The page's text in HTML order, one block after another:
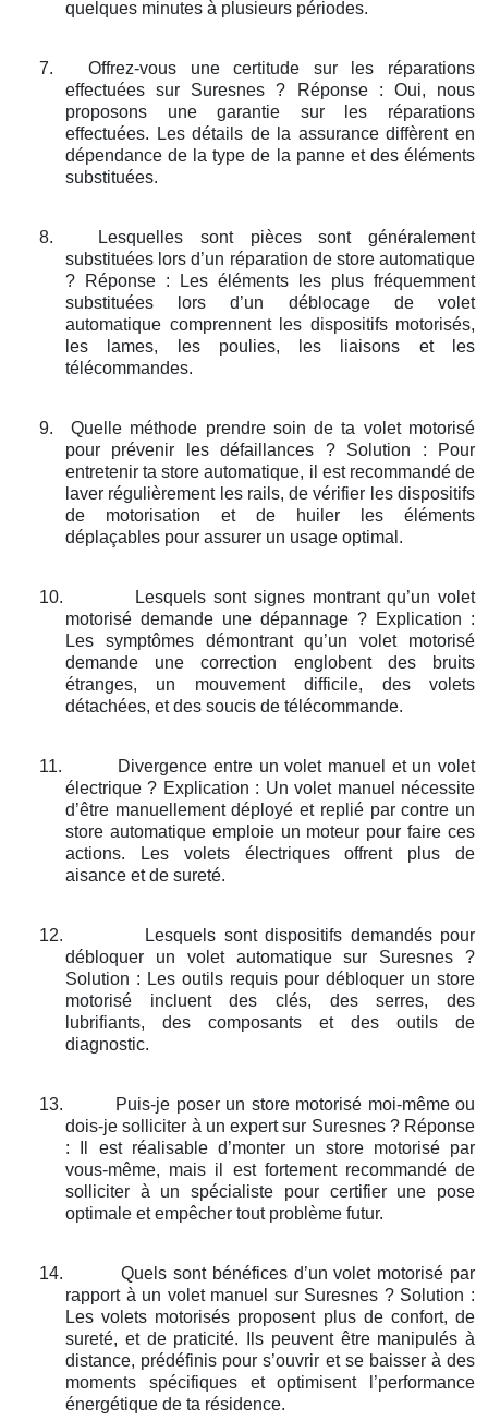
quelques minutes à plusieurs périodes.
7.
Offrez-vous une certitude sur les réparations
effectuées sur Suresnes ? Réponse : Oui, nous
proposons une garantie sur les réparations
effectuées. Les détails de la assurance diffèrent en
dépendance de la type de la panne et des éléments
substituées.
8.
Lesquelles sont pièces sont généralement
substituées lors d’un réparation de store automatique
? Réponse : Les éléments les plus fréquemment
substituées lors d’un déblocage de volet
automatique comprennent les dispositifs motorisés,
les lames, les poulies, les liaisons et les
télécommandes.
9.
Quelle méthode prendre soin de ta volet motorisé
pour prévenir les défaillances ? Solution : Pour
entretenir ta store automatique, il est recommandé de
laver régulièrement les rails, de vérifier les dispositifs
de motorisation et de huiler les éléments
déplaçables pour assurer un usage optimal.
10.
Lesquels sont signes montrant qu’un volet
motorisé demande une dépannage ? Explication :
Les symptômes démontrant qu’un volet motorisé
demande une correction englobent des bruits
étranges, un mouvement difficile, des volets
détachées, et des soucis de télécommande.
11.
Divergence entre un volet manuel et un volet
électrique ? Explication : Un volet manuel nécessite
d’être manuellement déployé et replié par contre un
store automatique emploie un moteur pour faire ces
actions. Les volets électriques offrent plus de
aisance et de sureté.
12.
Lesquels sont dispositifs demandés pour
débloquer un volet automatique sur Suresnes ?
Solution : Les outils requis pour débloquer un store
motorisé incluent des clés, des serres, des
lubrifiants, des composants et des outils de
diagnostic.
13.
Puis-je poser un store motorisé moi-même ou
dois-je solliciter à un expert sur Suresnes ? Réponse
: Il est réalisable d’monter un store motorisé par
vous-même, mais il est fortement recommandé de
solliciter à un spécialiste pour certifier une pose
optimale et empêcher tout problème futur.
14.
Quels sont bénéfices d’un volet motorisé par
rapport à un volet manuel sur Suresnes ? Solution :
Les volets motorisés proposent plus de confort, de
sureté, et de praticité. Ils peuvent être manipulés à
distance, prédéfinis pour s’ouvrir et se baisser à des
moments spécifiques et optimisent l’performance
énergétique de ta résidence.